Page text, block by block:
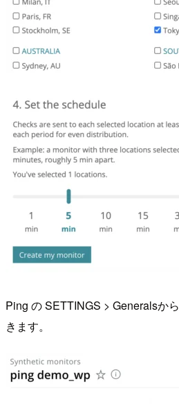
Ping の SETTINGS > Generalsか
きます。